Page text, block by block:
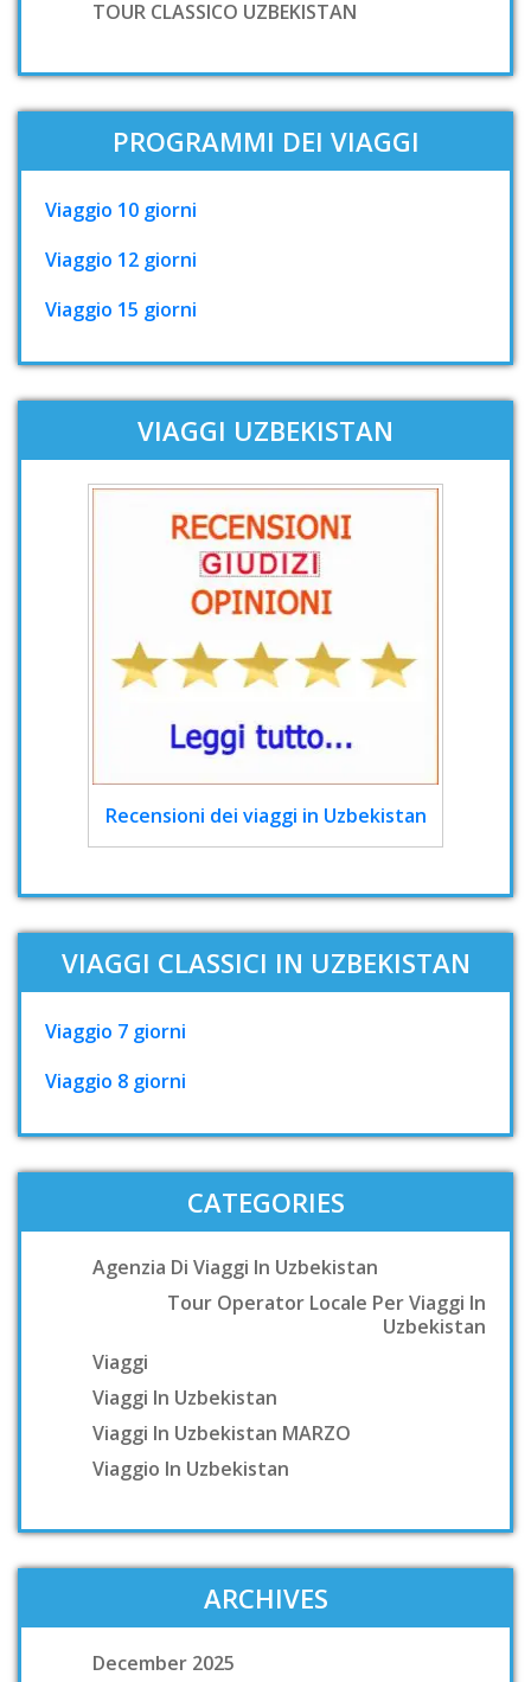
TOUR CLASSICO UZBEKISTAN
PROGRAMMI DEI VIAGGI
Viaggio 10 giorni
Viaggio 12 giorni
Viaggio 15 giorni
VIAGGI UZBEKISTAN
Recensioni dei viaggi in Uzbekistan
VIAGGI CLASSICI IN UZBEKISTAN
Viaggio 7 giorni
Viaggio 8 giorni
CATEGORIES
Agenzia Di Viaggi In Uzbekistan
Tour Operator Locale Per Viaggi In
Uzbekistan
Viaggi
Viaggi In Uzbekistan
Viaggi In Uzbekistan MARZO
Viaggio In Uzbekistan
ARCHIVES
December 2025